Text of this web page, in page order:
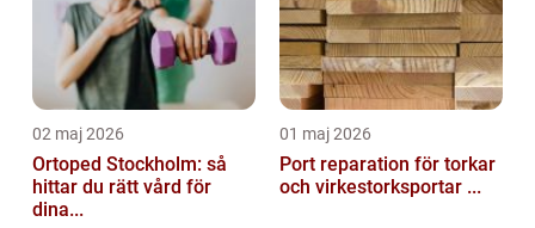
02 maj 2026
Ortoped Stockholm: så
hittar du rätt vård för
dina...
01 maj 2026
Port reparation för torkar
och virkestorksportar ...